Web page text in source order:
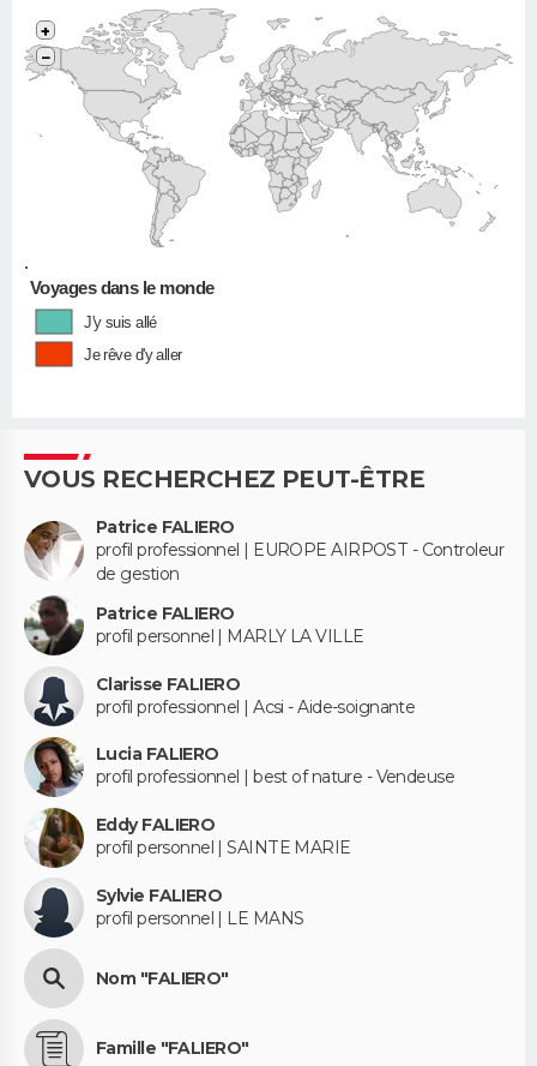
•
+
−
Voyages dans le monde
J'y suis allé
Je rêve d'y aller
VOUS RECHERCHEZ PEUT-ÊTRE
Patrice FALIERO
profil professionnel | EUROPE AIRPOST - Controleur
de gestion
Patrice FALIERO
profil personnel | MARLY LA VILLE
Clarisse FALIERO
profil professionnel | Acsi - Aide-soignante
Lucia FALIERO
profil professionnel | best of nature - Vendeuse
Eddy FALIERO
profil personnel | SAINTE MARIE
Sylvie FALIERO
profil personnel | LE MANS
Nom "FALIERO"
Famille "FALIERO"